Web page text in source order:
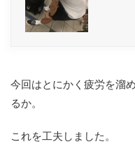
今回はとにかく疲労を溜
るか。
これを工夫しました。